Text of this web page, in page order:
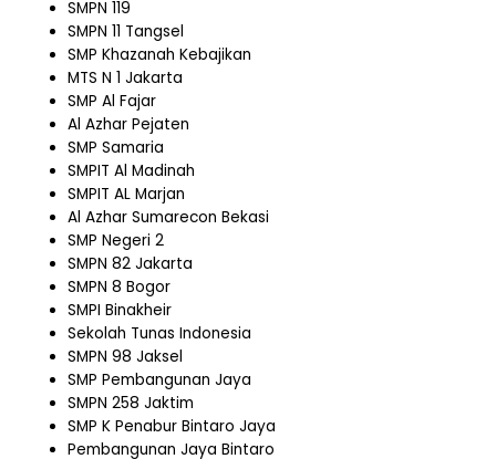
SMPN 119
SMPN 11 Tangsel
SMP Khazanah Kebajikan
MTS N 1 Jakarta
SMP Al Fajar
Al Azhar Pejaten
SMP Samaria
SMPIT Al Madinah
SMPIT AL Marjan
Al Azhar Sumarecon Bekasi
SMP Negeri 2
SMPN 82 Jakarta
SMPN 8 Bogor
SMPI Binakheir
Sekolah Tunas Indonesia
SMPN 98 Jaksel
SMP Pembangunan Jaya
SMPN 258 Jaktim
SMP K Penabur Bintaro Jaya
Pembangunan Jaya Bintaro